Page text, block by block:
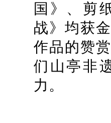
国》、剪
战》均获
作品的赞
们山亭非
力。